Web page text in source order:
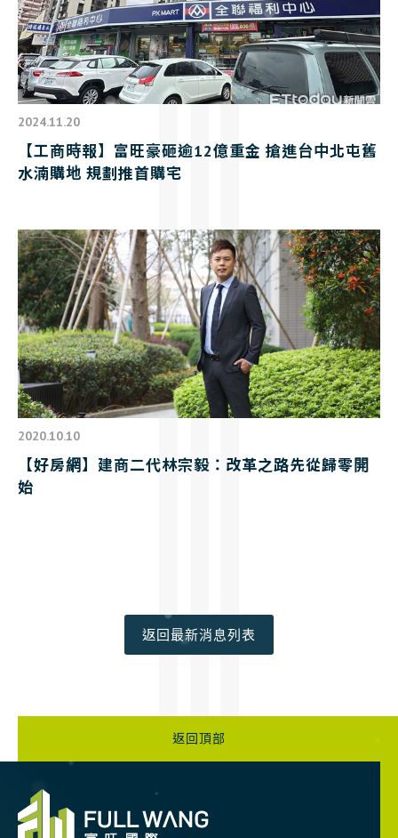
2024.11.20
【工商時報】富旺豪砸逾12億重金 搶進台中北屯舊
水湳購地 規劃推首購宅
2020.10.10
【好房網】建商二代林宗毅：改革之路先從歸零開
始
返回最新消息列表
返回頂部